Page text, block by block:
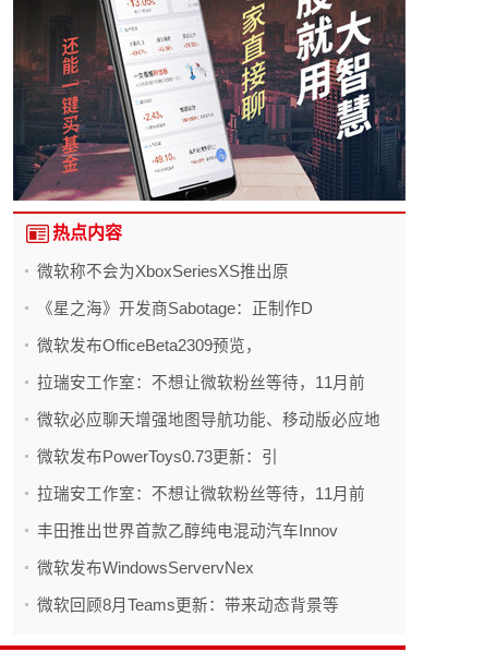
热点内容
微软称不会为XboxSeriesXS推出原
《星之海》开发商Sabotage：正制作D
微软发布OfficeBeta2309预览，
拉瑞安工作室：不想让微软粉丝等待，11月前
微软必应聊天增强地图导航功能、移动版必应地
微软发布PowerToys0.73更新：引
拉瑞安工作室：不想让微软粉丝等待，11月前
丰田推出世界首款乙醇纯电混动汽车Innov
微软发布WindowsServervNex
微软回顾8月Teams更新：带来动态背景等